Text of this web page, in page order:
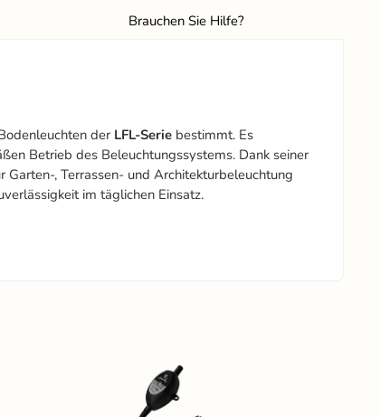
Brauchen Sie Hilfe?
der LFL-Seriebestimmt. Es
Betrieb des Beleuchtungssystems. Dank seiner
, Terrassen- und Architekturbeleuchtung
im täglichen Einsatz.